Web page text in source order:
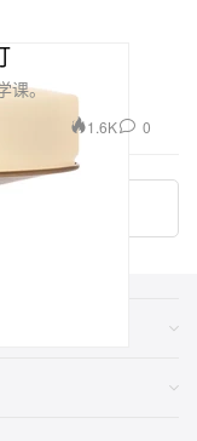
课。
1.6K 0